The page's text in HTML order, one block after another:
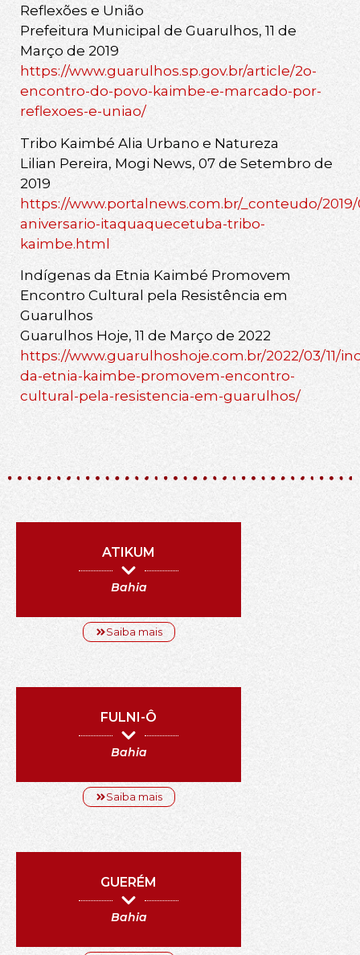
Reflexões e União
Prefeitura Municipal de Guarulhos, 11 de
Março de 2019
https://www.guarulhos.sp.gov.br/article/2o-
encontro-do-povo-kaimbe-e-marcado-por-
reflexoes-e-uniao/
Tribo Kaimbé Alia Urbano e Natureza
Lilian Pereira, Mogi News, 07 de Setembro de
2019
https://www.portalnews.com.br/_conteudo/2019/
aniversario-itaquaquecetuba-tribo-
kaimbe.html
Indígenas da Etnia Kaimbé Promovem
Encontro Cultural pela Resistência em
Guarulhos
Guarulhos Hoje, 11 de Março de 2022
https://www.guarulhoshoje.com.br/2022/03/11/
da-etnia-kaimbe-promovem-encontro-
cultural-pela-resistencia-em-guarulhos/
ATIKUM
Bahia
Saiba mais
FULNI-Ô
Bahia
Saiba mais
GUERÉM
Bahia